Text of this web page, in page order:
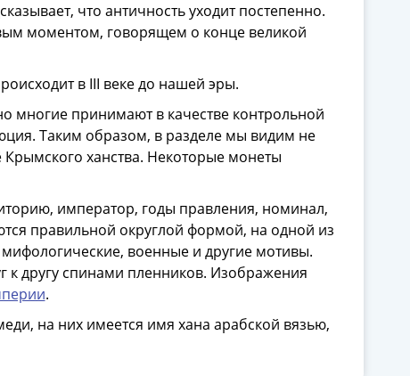
что античность уходит постепенно.
моментом, говорящем о конце великой
в III веке до нашей эры.
многие принимают в качестве контрольной
Таким образом, в разделе мы видим не
ханства. Некоторые монеты
император, годы правления, номинал,
правильной округлой формой, на одной из
военные и другие мотивы.
другу спинами пленников. Изображения
.
на них имеется имя хана арабской вязью,